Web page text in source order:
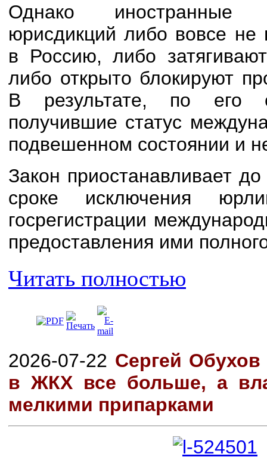
Однако иностранные
юрисдикций либо вовсе не
в Россию, либо
либо открыто блокируют
В результате, по его
получившие статус
подвешенном состоянии и
Закон приостанавливает
сроке исключения
госрегистрации
предоставления ими
Читать полностью
2026-07-22 Сергей
в ЖКХ все больше, а
мелкими припарками